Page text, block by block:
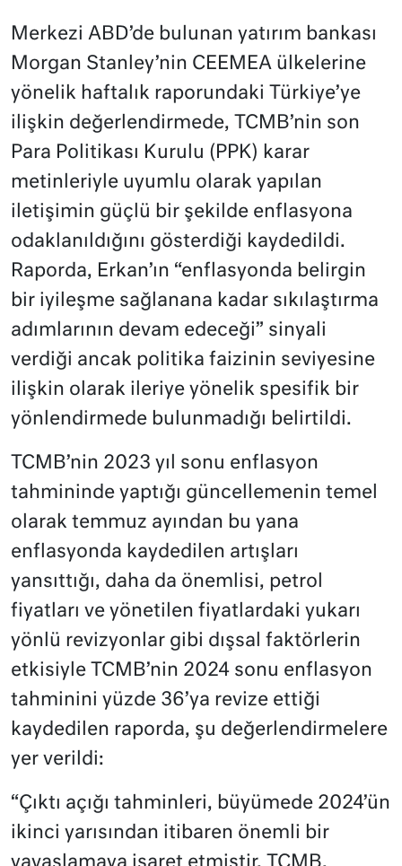
Merkezi ABD’de bulunan yatırım bankası
Morgan Stanley’nin CEEMEA ülkelerine
yönelik haftalık raporundaki Türkiye’ye
ilişkin değerlendirmede, TCMB’nin son
Para Politikası Kurulu (PPK) karar
metinleriyle uyumlu olarak yapılan
iletişimin güçlü bir şekilde enflasyona
odaklanıldığını gösterdiği kaydedildi.
Raporda, Erkan’ın “enflasyonda belirgin
bir iyileşme sağlanana kadar sıkılaştırma
adımlarının devam edeceği” sinyali
verdiği ancak politika faizinin seviyesine
ilişkin olarak ileriye yönelik spesifik bir
yönlendirmede bulunmadığı belirtildi.
TCMB’nin 2023 yıl sonu enflasyon
tahmininde yaptığı güncellemenin temel
olarak temmuz ayından bu yana
enflasyonda kaydedilen artışları
yansıttığı, daha da önemlisi, petrol
fiyatları ve yönetilen fiyatlardaki yukarı
yönlü revizyonlar gibi dışsal faktörlerin
etkisiyle TCMB’nin 2024 sonu enflasyon
tahminini yüzde 36’ya revize ettiği
kaydedilen raporda, şu değerlendirmelere
yer verildi:
“Çıktı açığı tahminleri, büyümede 2024’ün
ikinci yarısından itibaren önemli bir